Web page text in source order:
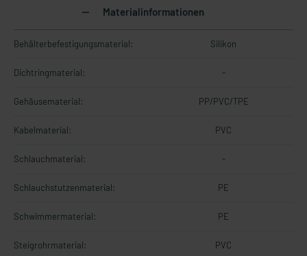
Materialinformationen
Behälterbefestigungsmaterial: Silikon
Dichtringmaterial: -
Gehäusematerial: PP/PVC/TPE
Kabelmaterial: PVC
Schlauchmaterial: -
Schlauchstutzenmaterial: PE
Schwimmermaterial: PE
Steigrohrmaterial: PVC